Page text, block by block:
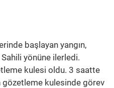
başlayan yangın,
Sahili yönüne ilerledi.
kulesi oldu. 3 saatte
gözetleme kulesinde görev